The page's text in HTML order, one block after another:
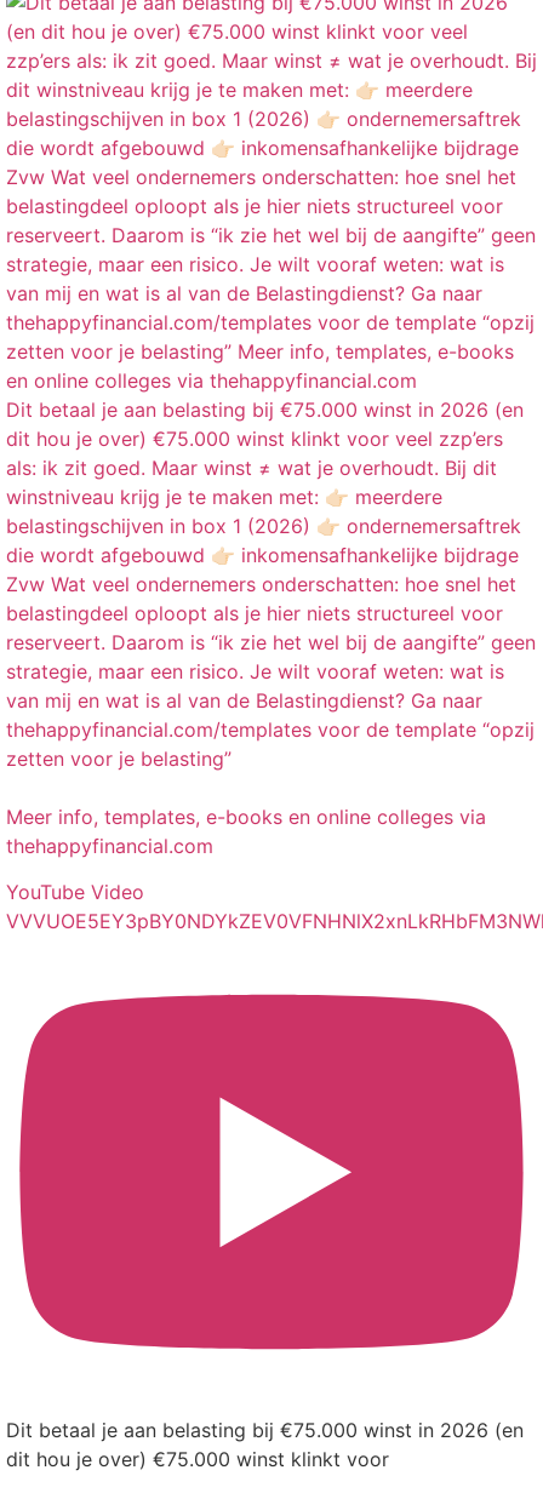
Dit betaal je aan belasting bij €75.000 winst in 2026 (en
dit hou je over) €75.000 winst klinkt voor veel zzp’ers
als: ik zit goed. Maar winst ≠ wat je overhoudt. Bij dit
winstniveau krijg je te maken met: 👉🏻 meerdere
belastingschijven in box 1 (2026) 👉🏻 ondernemersaftrek
die wordt afgebouwd 👉🏻 inkomensafhankelijke bijdrage
Zvw Wat veel ondernemers onderschatten: hoe snel het
belastingdeel oploopt als je hier niets structureel voor
reserveert. Daarom is “ik zie het wel bij de aangifte” geen
strategie, maar een risico. Je wilt vooraf weten: wat is
van mij en wat is al van de Belastingdienst? Ga naar
thehappyfinancial.com/templates voor de template “opzij
zetten voor je belasting”
Meer info, templates, e-books en online colleges via
thehappyfinancial.com
YouTube Video
Dit betaal je aan belasting bij €75.000 winst in 2026 (en
dit hou je over) €75.000 winst klinkt voor